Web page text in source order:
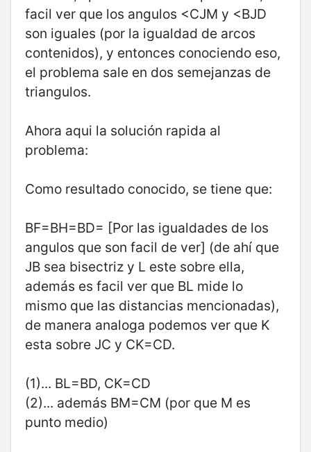
facil ver que los angulos <CJM y <BJD
son iguales (por la igualdad de arcos
contenidos), y entonces conociendo eso,
el problema sale en dos semejanzas de
triangulos.
Ahora aqui la solución rapida al
problema:
Como resultado conocido, se tiene que:
BF=BH=BD= [Por las igualdades de los
angulos que son facil de ver] (de ahí que
JB sea bisectriz y L este sobre ella,
además es facil ver que BL mide lo
mismo que las distancias mencionadas),
de manera analoga podemos ver que K
esta sobre JC y CK=CD.
(1)... BL=BD, CK=CD
(2)... además BM=CM (por que M es
punto medio)